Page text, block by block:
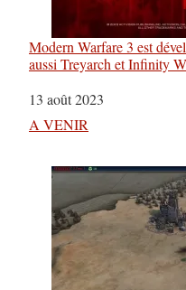
Modern Warfare 3 est
aussi Treyarch et Infinity
Date
13 août 2023
Par rapport à
A VENIR